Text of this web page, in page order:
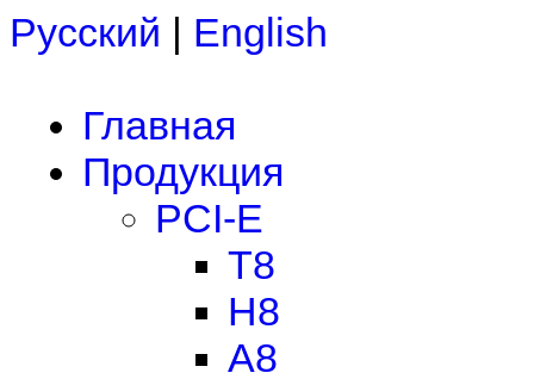
Русский | English
Главная
Продукция
PCI-E
T8
H8
A8